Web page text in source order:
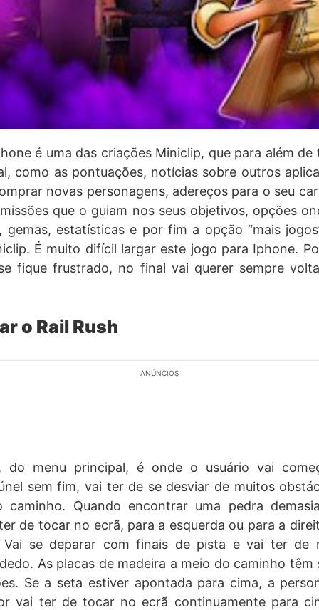
é uma das criações Miniclip, que para além
como as pontuações, notícias sobre outros
novas personagens, adereços para o seu
que o guiam nos seus objetivos, opções
gemas, estatísticas e por fim a opção “mais
É muito difícil largar este jogo para Iphone.
fique frustrado, no final vai querer sempre
o Rail Rush
ANÚNCIOS
do menu principal, é onde o usuário vai
sem fim, vai ter de se desviar de muitos
caminho. Quando encontrar uma pedra
de tocar no ecrã, para a esquerda ou para a
Vai se deparar com finais de pista e vai ter de
As placas de madeira a meio do caminho têm
Se a seta estiver apontada para cima, a
vai ter de tocar no ecrã continuamente para